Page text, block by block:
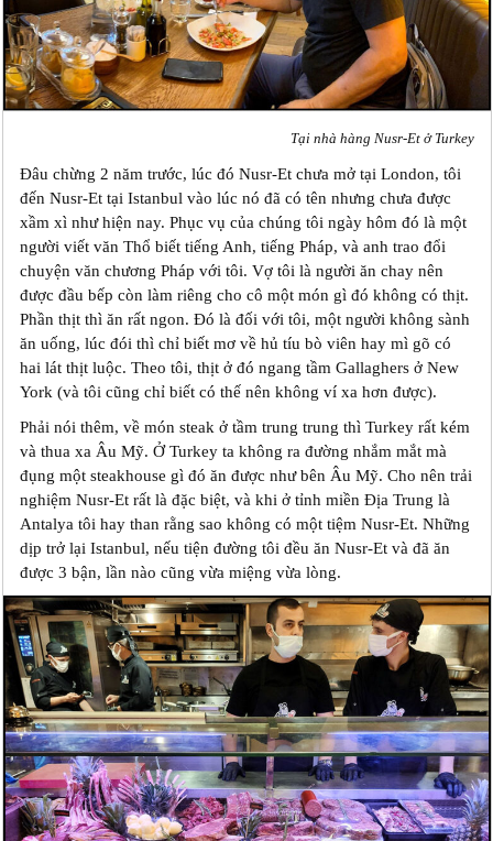
Tại nhà hàng Nusr-Et ở Turkey
Đâu chừng 2 năm trước, lúc đó Nusr-Et chưa mở tại London, tôi
đến Nusr-Et tại Istanbul vào lúc nó đã có tên nhưng chưa được
xầm xì như hiện nay. Phục vụ của chúng tôi ngày hôm đó là một
người viết văn Thổ biết tiếng Anh, tiếng Pháp, và anh trao đổi
chuyện văn chương Pháp với tôi. Vợ tôi là người ăn chay nên
được đầu bếp còn làm riêng cho cô một món gì đó không có thịt.
Phần thịt thì ăn rất ngon. Đó là đối với tôi, một người không sành
ăn uống, lúc đói thì chỉ biết mơ về hủ tíu bò viên hay mì gõ có
hai lát thịt luộc. Theo tôi, thịt ở đó ngang tầm Gallaghers ở New
York (và tôi cũng chỉ biết có thế nên không ví xa hơn được).
Phải nói thêm, về món steak ở tầm trung trung thì Turkey rất kém
và thua xa Âu Mỹ. Ở Turkey ta không ra đường nhắm mắt mà
đụng một steakhouse gì đó ăn được như bên Âu Mỹ. Cho nên trải
nghiệm Nusr-Et rất là đặc biệt, và khi ở tỉnh miền Địa Trung là
Antalya tôi hay than rằng sao không có một tiệm Nusr-Et. Những
dịp trở lại Istanbul, nếu tiện đường tôi đều ăn Nusr-Et và đã ăn
được 3 bận, lần nào cũng vừa miệng vừa lòng.